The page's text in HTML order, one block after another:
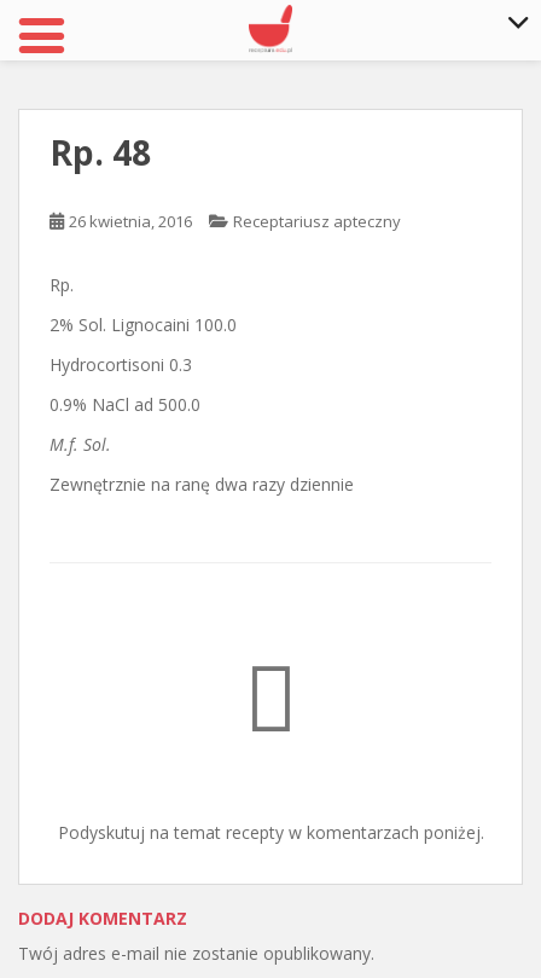
Rp. 48
26 kwietnia, 2016 Receptariusz apteczny
Rp.
2% Sol. Lignocaini 100.0
Hydrocortisoni 0.3
0.9% NaCl ad 500.0
M.f. Sol.
Zewnętrznie na ranę dwa razy dziennie
Podyskutuj na temat recepty w komentarzach poniżej.
DODAJ KOMENTARZ
Twój adres e-mail nie zostanie opublikowany.